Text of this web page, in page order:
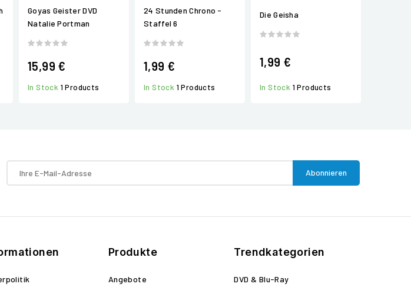
Goyas Geister DVD
Natalie Portman
15,99 €
In Stock 1 Products
24 Stunden Chrono -
Staffel 6
1,99 €
In Stock 1 Products
Die Geisha
1,99 €
In Stock 1 Products
Produkte
Angebote
Trendkategorien
DVD & Blu-Ray